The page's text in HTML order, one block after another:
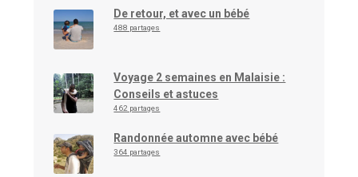
De retour, et avec un bébé
488 partages
Voyage 2 semaines en Malaisie :
Conseils et astuces
462 partages
Randonnée automne avec bébé
364 partages